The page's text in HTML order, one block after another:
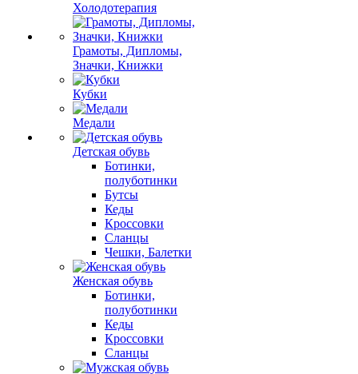
Холодотерапия
Грамоты, Дипломы,
Значки, Книжки
Кубки
Медали
Детская обувь
Ботинки,
полуботинки
Бутсы
Кеды
Кроссовки
Сланцы
Чешки, Балетки
Женская обувь
Ботинки,
полуботинки
Кеды
Кроссовки
Сланцы